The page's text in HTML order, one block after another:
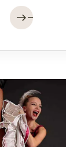
easteast